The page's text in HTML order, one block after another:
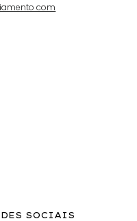
com
SOCIAIS